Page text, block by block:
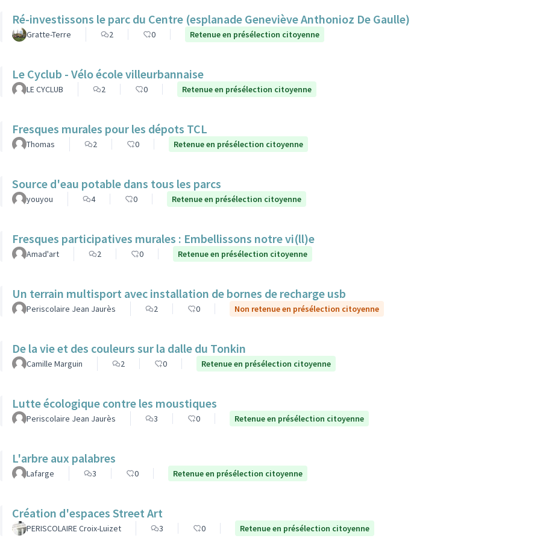
Ré-investissons le parc du Centre (esplanade Geneviève Anthonioz De Gaulle)
Gratte-Terre 2 0 Retenue en présélection citoyenne
Le Cyclub - Vélo école villeurbannaise
LE CYCLUB 2 0 Retenue en présélection citoyenne
Fresques murales pour les dépots TCL
Thomas 2 0 Retenue en présélection citoyenne
Source d'eau potable dans tous les parcs
youyou 4 0 Retenue en présélection citoyenne
Fresques participatives murales : Embellissons notre vi(ll)e
Amad'art 2 0 Retenue en présélection citoyenne
Un terrain multisport avec installation de bornes de recharge usb
Periscolaire Jean Jaurès 2 0 Non retenue en présélection citoyenne
De la vie et des couleurs sur la dalle du Tonkin
Camille Marguin 2 0 Retenue en présélection citoyenne
Lutte écologique contre les moustiques
Periscolaire Jean Jaurès 3 0 Retenue en présélection citoyenne
L'arbre aux palabres
Lafarge 3 0 Retenue en présélection citoyenne
Création d'espaces Street Art
PERISCOLAIRE Croix-Luizet 3 0 Retenue en présélection citoyenne